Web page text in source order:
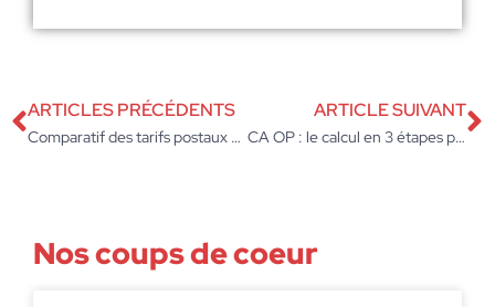
ARTICLES PRÉCÉDENTS
Comparatif des tarifs postaux en 2026
ARTICLE SUIVANT
CA OP : le calcul en 3 étapes pour piloter votre rentabilité
Nos coups de coeur